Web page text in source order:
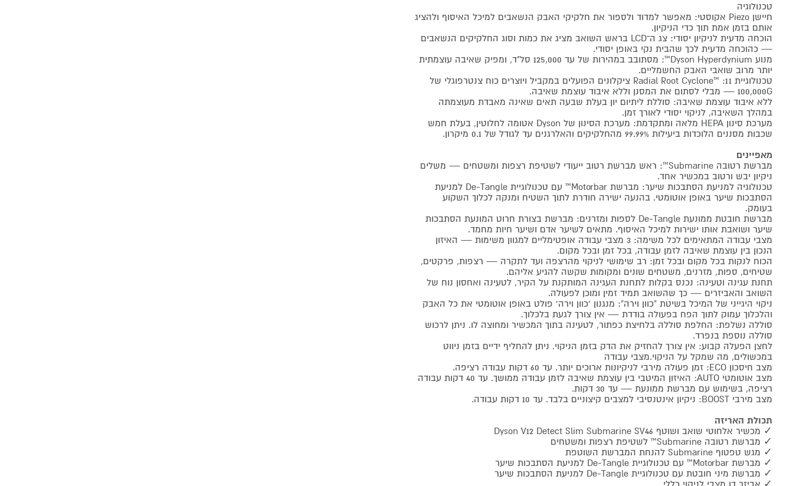
טכנולוגיה
חיישן Piezo אקוסטי: מאפשר למדוד ולספור את חלקיקי האבק הנשאבים למיכל האיסוף ולהציג
אותם בזמן אמת תוך כדי הניקיון.
הוכחה מדעית לניקיון יסודי: צג ה־LCD בראש השואב מציג את כמות וסוג החלקיקים הנשאבים
— כהוכחה מדעית לכך שהבית נקי באופן יסודי.
מנוע Dyson Hyperdynium™: מסתובב במהירות של עד 125,000 סל"ד, ומפיק שאיבה עוצמתית
יותר מרוב שואבי האבק החשמליים.
טכנולוגיית Radial Root Cyclone™ :11 ציקלונים הפועלים במקביל ויוצרים כוח צנטרפוגלי של
100,000G — מבלי לסתום את המסנן וללא איבוד עוצמת שאיבה.
ללא איבוד עוצמת שאיבה: סוללת ליתיום יון בעלת שבעה תאים שאינה מאבדת מעוצמתה
במהלך השאיבה, לניקוי יסודי לאורך זמן.
מערכת סינון HEPA מלאה ומתקדמת: מערכת הסינון של Dyson אטומה לחלוטין, בעלת חמש
שכבות מסננים הלוכדות ביעילות 99.99% מהחלקיקים והאלרגנים עד לגודל של 0.1 מיקרון.
מאפיינים
מברשת רטובה Submarine™: ראש מברשת רטוב ייעודי לשטיפת רצפות ומשטחים — משלים
ניקיון יבש ורטוב במכשיר אחד.
טכנולוגיה למניעת הסתבכות שיער: מברשת Motorbar™ עם טכנולוגיית De-Tangle למניעת
הסתבכות שיער באופן אוטומטי. בהנעה ישירה חודרת לתוך השטיח ומנקה לכלוך השקוע
בעומק.
מברשת חובטת ממונעת De-Tangle לספות ומזרנים: מברשת בצורת חרוט המונעת הסתבכות
שיער ושואבת אותו ישירות למיכל האיסוף. מתאים לשיער אדם ושיער חיות מחמד.
מצבי עבודה המתאימים לכל משימה: 3 מצבי עבודה אופטימליים למגוון משימות — האיזון
הנכון בין עוצמת שאיבה לזמן עבודה, בכל זמן ובכל מקום.
הכוח לנקות בכל מקום ובכל זמן: רב שימושי לניקוי מהרצפה ועד לתקרה — רצפות, פרקטים,
שטיחים, ספות, מזרנים, משטחים שונים ומקומות שקשה להגיע אליהם.
תחנת עגינה וטעינה: נכנס בקלות לתחנת העגינה המותקנת על הקיר, לטעינה ואחסון נוח של
השואב והאביזרים — כך שהשואב תמיד זמין ומוכן לפעולה.
ניקוי היגייני של המיכל בשיטת "כוון וירה": מנגנון 'כוון וירה' פולט באופן אוטומטי את כל האבק
והלכלוך עמוק לתוך הפח בפעולה בודדת — אין צורך לגעת בלכלוך.
סוללה נשלפת: החלפת סוללה בלחיצת כפתור, לטעינה בתוך המכשיר ומחוצה לו. ניתן לרכוש
סוללה נוספת בנפרד.
לחצן הפעלה קבוע: אין צורך להחזיק את הדק בזמן הניקוי. ניתן להחליף ידיים בזמן ניווט
במכשולים, מה שמקל על הניקוי.מצבי עבודה
מצב חיסכון ECO: זמן פעולה מירבי לניקיונות ארוכים יותר. עד 60 דקות עבודה רציפה.
מצב אוטומטי AUTO: האיזון המיטבי בין עוצמת שאיבה לזמן עבודה ממושך. עד 40 דקות עבודה
רציפה, בשימוש עם מברשת ממונעת — עד 30 דקות.
מצב מירבי BOOST: ניקיון אינטנסיבי למצבים קיצוניים בלבד. עד 10 דקות עבודה.
תכולת האריזה
✓ מכשיר אלחוטי שואב ושוטף Dyson V12 Detect Slim Submarine SV46
✓ מברשת רטובה Submarine™ לשטיפת רצפות ומשטחים
✓ מגש טפטוף Submarine להנחת המברשת השוטפת
✓ מברשת Motorbar™ עם טכנולוגיית De-Tangle למניעת הסתבכות שיער
✓ מברשת מיני חובטת עם טכנולוגיית De-Tangle למניעת הסתבכות שיער